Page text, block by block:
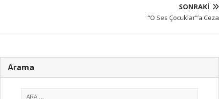
SONRAKI
“O Ses Çocuklar”’a Ceza
Arama